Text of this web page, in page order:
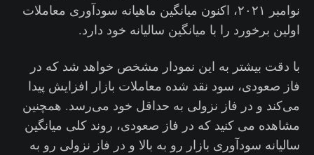
نوامبر ۲۰۲۱، اکنون میانگین ماهیانه سودآوری معاملات
اولین برخورد را با میانگین سالیانه خود دارد.
با دقت بیشتر به این نمودار مشخص خواهد شد که در
فاز صعودی، سود نقد شده معاملات بازار افزایش پیدا
می‌کند و در فاز نزولی به حداقل خود می‌رسد. همچنین
مشاهده می کنید که در فاز صعودی، روند کلی میانگین
سالیانه سودآوری بازار رو به بالا و در فاز نزولی رو به